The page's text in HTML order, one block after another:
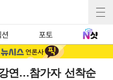
포토
연…참가자 선착순